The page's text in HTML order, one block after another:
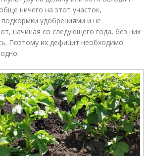
ничего на этот участок,
удобрениями и не
начиная со следующего года, без них
Поэтому их дефицит необходимо